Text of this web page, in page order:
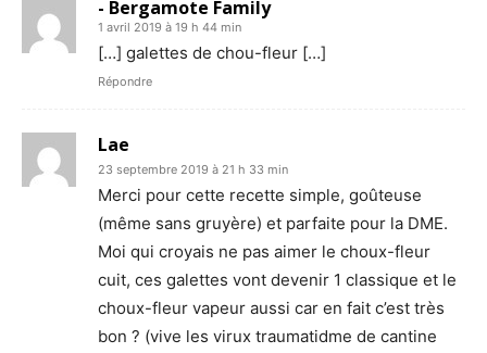
- Bergamote Family
1 avril 2019 à 19 h 44 min
[…] galettes de chou-fleur […]
Répondre
Lae
23 septembre 2019 à 21 h 33 min
Merci pour cette recette simple, goûteuse
(même sans gruyère) et parfaite pour la DME.
Moi qui croyais ne pas aimer le choux-fleur
cuit, ces galettes vont devenir 1 classique et le
choux-fleur vapeur aussi car en fait c’est très
bon ? (vive les virux traumatidme de cantine